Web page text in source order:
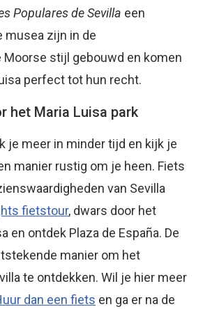
Populares de Sevilla een
musea zijn in de
stijl gebouwd en komen
perfect tot hun recht.
het Maria Luisa park
je meer in minder tijd en kijk je
manier rustig om je heen. Fiets
van Sevilla
fietstour, dwars door het
en ontdek Plaza de España. De
manier om het
te ontdekken. Wil je hier meer
dan een fiets en ga er na de